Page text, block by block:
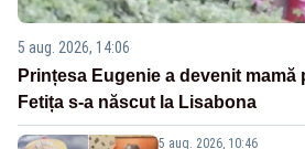
5 aug. 2026, 14:06
Prințesa Eugenie a devenit mamă
Fetița s-a născut la Lisabona
5 aug. 2026, 10:46